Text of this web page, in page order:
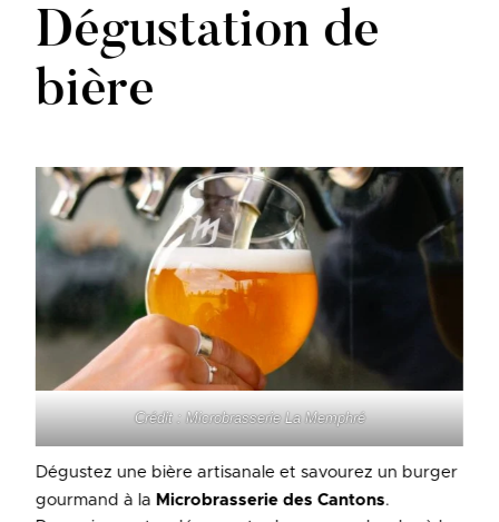
Dégustation de
bière
Crédit : Microbrasserie La Memphré
Dégustez une bière artisanale et savourez un burger
gourmand à la Microbrasserie des Cantons.